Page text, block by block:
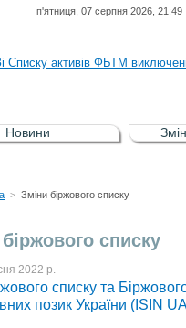
п'ятниця, 07 серпня 2026, 21:49
До Списку активів
Списку активів ФБТМ
списку активів РФР виключені
Списку активів
Новини
> Зміни біржового списку
списку
2022 р.
списку та
позик України (ISIN